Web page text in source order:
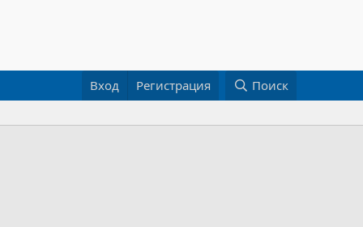
Вход Регистрация Поиск